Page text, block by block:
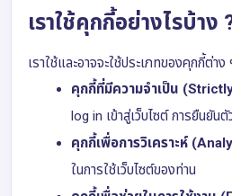
เราใช้คุกกี้อย่างไรบ้าง
เราใช้และอาจจะใช้ประเภทของคุกกี้ต่
คุกกี้ที่มีความจำเป็น
log in เข้าสู่เว็บไซต์ การยืนยัน
คุกกี้เพื่อการวิเคราะห์
ในการใช้เว็บไซต์ของท่าน